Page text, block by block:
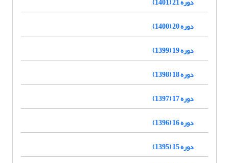
دوره 20 (1400)
دوره 19 (1399)
دوره 18 (1398)
دوره 17 (1397)
دوره 16 (1396)
دوره 15 (1395)